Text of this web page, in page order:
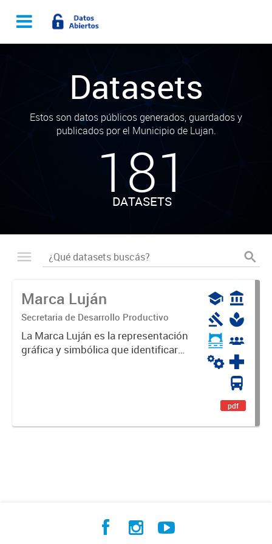
Datasets
Estos son datos públicos generados, guardados y
publicados por el Municipio de Lujan.
181
DATASETS
Marca Luján
Secretaria de Desarrollo Productivo
La Marca Luján es la representación
gráfica y simbólica que identificará
pdf